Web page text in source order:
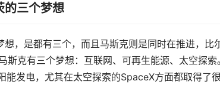
的三个梦想
，是都有三个，而且马斯克则是同时在推进，比
斯克有三个梦想：互联网、可再生能源、太空探
发电，尤其在太空探索的SpaceX方面都取得了很